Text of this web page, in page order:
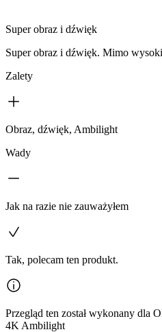
Super obraz i dźwięk
Super obraz i dźwięk. Mimo
Zalety
Obraz, dźwięk, Ambilight
Wady
Jak na razie nie zauważyłem
Tak, polecam ten produkt.
Przegląd ten został wykonany dla
4K Ambilight